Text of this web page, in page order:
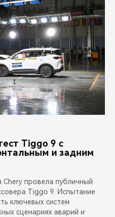
Tiggo 9 с
и задним
Chery провела публичный
Tiggo 9. Испытание
ключевых систем
сценариях аварий и